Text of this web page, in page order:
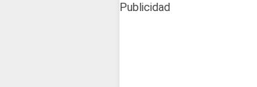
Publicidad